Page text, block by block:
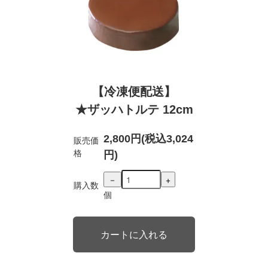
【冷凍便配送】
★ザッハトルテ 12cm
販売価
格
2,800円(税込3,024
円)
購入数 － +
個